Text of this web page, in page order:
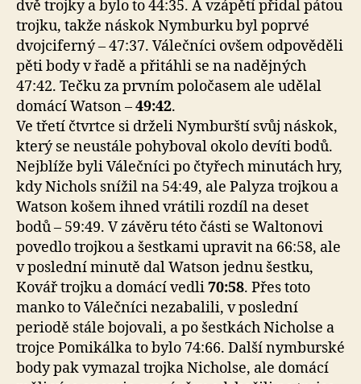
dvě trojky a bylo to 44:35. A vzápětí přidal pátou
trojku, takže náskok Nymburku byl poprvé
dvojciferný – 47:37. Válečníci ovšem odpověděli
pěti body v řadě a přitáhli se na nadějných
47:42. Tečku za prvním poločasem ale udělal
domácí Watson –49:42.
Ve třetí čtvrtce si drželi Nymburští svůj náskok,
který se neustále pohyboval okolo devíti bodů.
Nejblíže byli Válečníci po čtyřech minutách hry,
kdy Nichols snížil na 54:49, ale Palyza trojkou a
Watson košem ihned vrátili rozdíl na deset
bodů – 59:49. V závěru této části se Waltonovi
povedlo trojkou a šestkami upravit na 66:58, ale
v poslední minutě dal Watson jednu šestku,
Kovář trojku a domácí vedli70:58. Přes toto
manko to Válečníci nezabalili, v poslední
periodě stále bojovali, a po šestkách Nicholse a
trojce Pomikálka to bylo 74:66. Další nymburské
body pak vymazal trojka Nicholse, ale domácí